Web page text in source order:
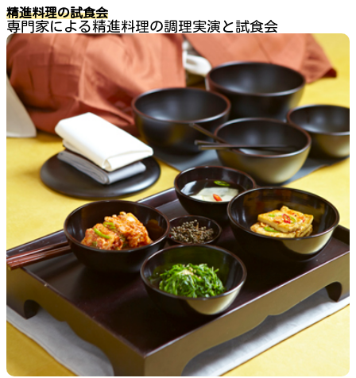
精進料理の試食会
専門家による精進料理の調理実演と試食会